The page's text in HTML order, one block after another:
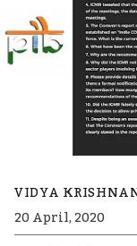
VIDYA
20 April, 2020